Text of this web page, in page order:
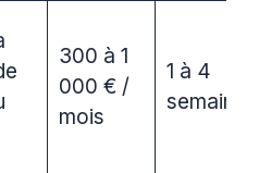
300 à 1
000 € /
mois
1 à 4
semaines